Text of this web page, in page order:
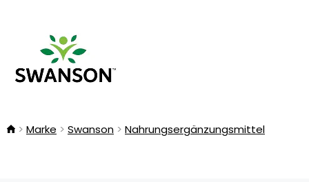
Marke Swanson Nahrungsergänzungsmittel